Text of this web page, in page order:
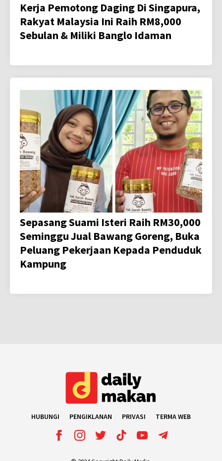
Kerja Pemotong Daging Di Singapura,
Rakyat Malaysia Ini Raih RM8,000
Sebulan & Miliki Banglo Idaman
Sepasang Suami Isteri Raih RM30,000
Seminggu Jual Bawang Goreng, Buka
Peluang Pekerjaan Kepada Penduduk
Kampung
HUBUNGI PENGIKLANAN PRIVASI TERMA WEB